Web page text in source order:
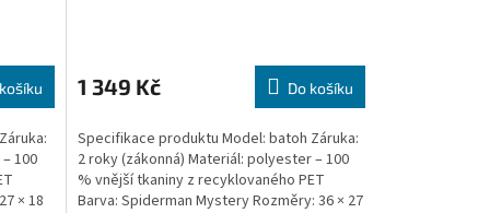
100
× 18
1 349 Kč Do košíku
Specifikace produktu Model: batoh Záruka:
2 roky (zákonná) Materiál: polyester – 100
% vnější tkaniny z recyklovaného PET
Barva: Spiderman Mystery Rozměry: 36 × 27